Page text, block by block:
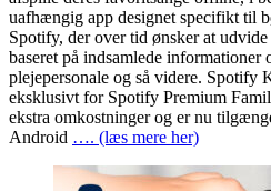
uafhængig app designet specifikt til
Spotify, der over tid ønsker at
baseret på indsamlede
plejepersonale og så videre. Spotify
eksklusivt for Spotify Premium
ekstra omkostninger og er nu
Android …. (læs mere her)